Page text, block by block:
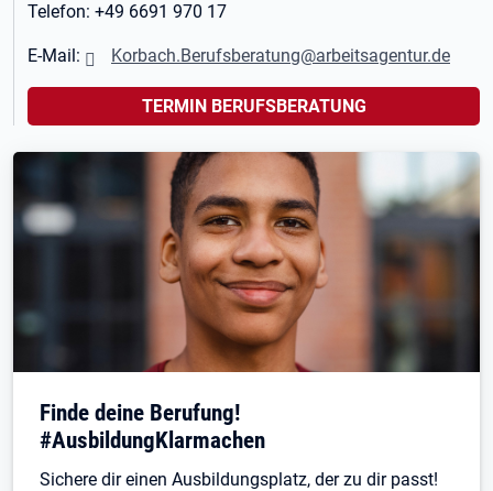
Telefon: +49 6691 970 17
E-Mail: Korbach.Berufsberatung@arbeitsagentur.de
TERMIN BERUFSBERATUNG
Finde deine Berufung!
#AusbildungKlarmachen
Sichere dir einen Ausbildungsplatz, der zu dir passt!